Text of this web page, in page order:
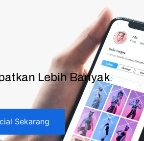
Lebih Banyak
Sekarang